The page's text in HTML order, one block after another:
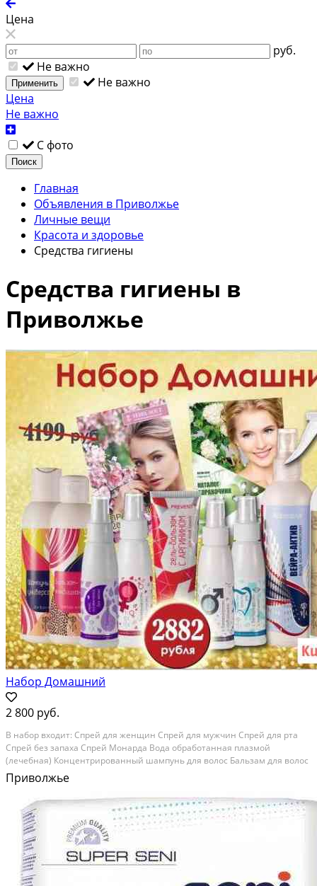
Цена
руб.
Не важно
Применить
Не важно
Цена
Не важно
С фото
Поиск
Главная
Объявления в Приволжье
Личные вещи
Красота и здоровье
Средства гигиены
Средства гигиены в
Приволжье
Набор Домашний
2 800 руб.
В набор входит: Спрей для женщин Спрей для мужчин Спрей для рта
Спрей без запаха Спрей Монарда Вода обработанная плазмой
(лечебная) Концентрированный шампунь для волос Бальзам для волос
Гель-бальзам с аргинином Справочник по продукции Категория:
красота и здоровье. Вид объявления: продаю своё....
Приволжье